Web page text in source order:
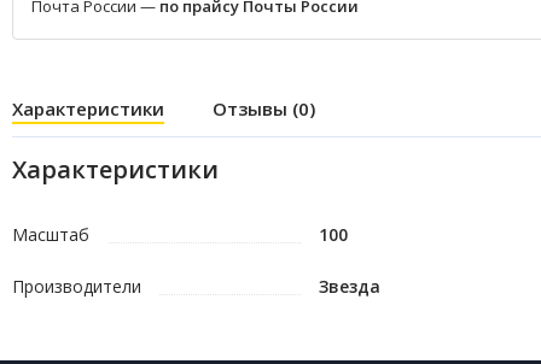
Почта России — по прайсу Почты России
Характеристики Отзывы (0)
Характеристики
Масштаб 100
Производители Звезда